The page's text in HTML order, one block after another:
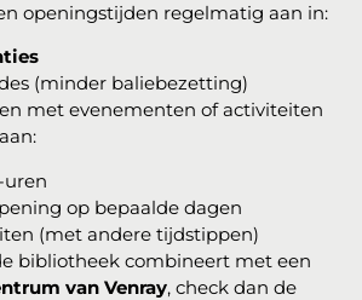
openingstijden regelmatig aan in:
(minder baliebezetting)
met evenementen of activiteiten
uren
op bepaalde dagen
(met andere tijdstippen)
bibliotheek combineert met een
van Venray, check dan de